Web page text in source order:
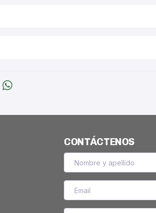
CONTÁCTENOS